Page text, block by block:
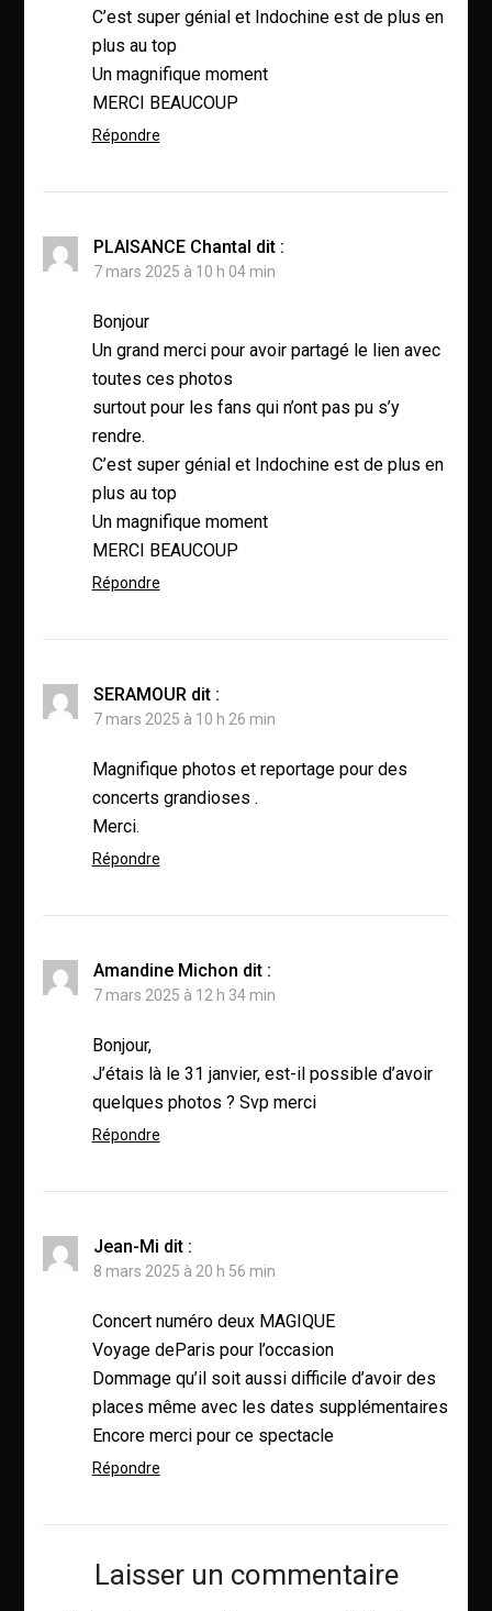
C’est super génial et Indochine est de plus en
plus au top
Un magnifique moment
MERCI BEAUCOUP
Répondre
PLAISANCE Chantal dit :
7 mars 2025 à 10 h 04 min
Bonjour
Un grand merci pour avoir partagé le lien avec
toutes ces photos
surtout pour les fans qui n’ont pas pu s’y
rendre.
C’est super génial et Indochine est de plus en
plus au top
Un magnifique moment
MERCI BEAUCOUP
Répondre
SERAMOUR dit :
7 mars 2025 à 10 h 26 min
Magnifique photos et reportage pour des
concerts grandioses .
Merci.
Répondre
Amandine Michon dit :
7 mars 2025 à 12 h 34 min
Bonjour,
J’étais là le 31 janvier, est-il possible d’avoir
quelques photos ? Svp merci
Répondre
Jean-Mi dit :
8 mars 2025 à 20 h 56 min
Concert numéro deux MAGIQUE
Voyage deParis pour l’occasion
Dommage qu’il soit aussi difficile d’avoir des
places même avec les dates supplémentaires
Encore merci pour ce spectacle
Répondre
Laisser un commentaire